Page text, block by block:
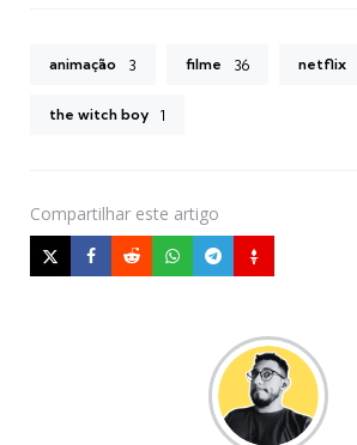
animação 3 filme 36 netflix
the witch boy 1
Compartilhar este artigo